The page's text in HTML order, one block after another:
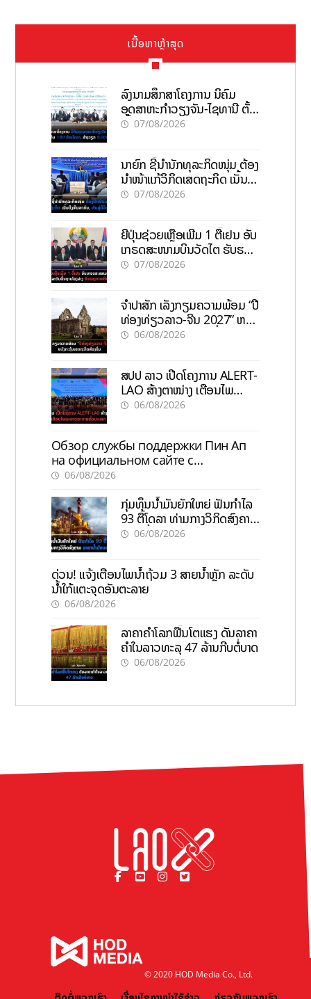
ເນື້ອຫາຫຼ້າສຸດ
ລົງນາມສຶກສາໂຄງການ ນິຄົມ
ອຸດສາຫະກຳວຽງຈັນ-ໄຊທານີ ຕັ້ງ
ເປົ້າດຶງທຶນ 150 ລ້ານໂດລາ, ສ້າງ
07/08/2026
ນາຍົກ ຊີ້ນຳນັກທຸລະກິດໜຸ່ມ ຕ້ອງ
ນຳໜ້າແກ້ວິກິດເສດຖະກິດ ເນັ້ນດຶງ
ທຶນສາກົນ, ຫັນສູ່ດິຈິຕອນ
07/08/2026
ຍີ່ປຸ່ນຊ່ວຍເຫຼືອເພີ່ມ 1 ຕື້ເຢນ ອັບ
ເກຣດສະໜາມບິນວັດໄຕ ຮັບຮອງ
ການເຕີບໂຕ
07/08/2026
ຈຳປາສັກ ເລັ່ງກຽມຄວາມພ້ອມ “ປີ
ທ່ອງທ່ຽວລາວ-ຈີນ 2027” ຫວັງ
ກະຕຸ້ນເສດຖະກິດທ້ອງຖິ່ນ
06/08/2026
ສປປ ລາວ ເປີດໂຄງການ ALERT-
LAO ສ້າງຕາໜ່າງ ເຕືອນໄພ
ພະຍາດລະບາດທົ່ວປະເທດ
06/08/2026
Обзор службы поддержки Пин Ап
на официальном сайте с
актуальной информацией
06/08/2026
ກຸ່ມທຶນນ້ຳມັນຍັກໃຫຍ່ ຟັນກຳໄລ
93 ຕື້ໂດລາ ທ່າມກາງວິກິດສົງຄາມ
ລາຄານໍ້າມັນແພງ
06/08/2026
ດ່ວນ! ແຈ້ງເຕືອນໄພນໍ້າຖ້ວມ 3 ສາຍນໍ້າຫຼັກ ລະດັບ
ນໍ້າໃກ້ແຕະຈຸດອັນຕະລາຍ
06/08/2026
ລາຄາຄຳໂລກຟື້ນໂຕແຮງ ດັນລາຄາ
ຄຳໃນລາວທະລຸ 47 ລ້ານກີບຕໍ່ບາດ
06/08/2026
© 2020 HOD Media Co., Ltd.